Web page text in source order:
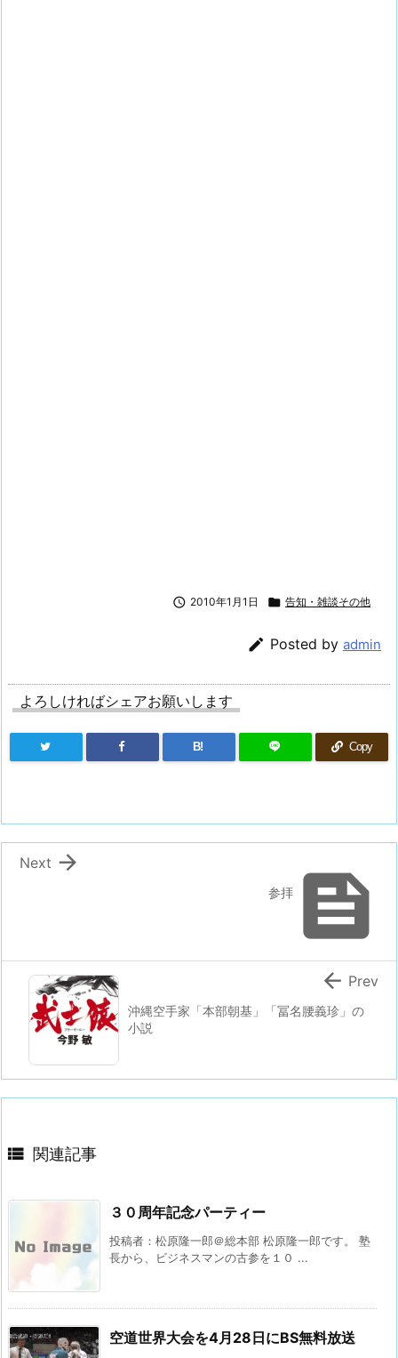
 2010年1月1日  告知・雑談その他
 Posted by admin
よろしければシェアお願いします
B! Copy

参拝

Next
沖縄空手家「本部朝基」「冨名腰義珍」の
小説
 Prev
 関連記事
３０周年記念パーティー
投稿者：松原隆一郎＠総本部 松原隆一郎です。 塾
長から、ビジネスマンの古参を１０ ...
空道世界大会を4月28日にBS無料放送